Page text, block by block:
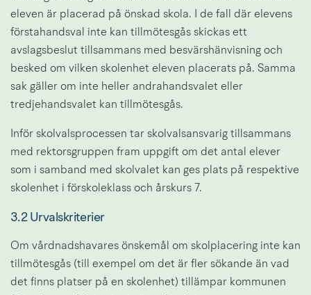
eleven är placerad på önskad skola. I de fall där elevens
förstahandsval inte kan tillmötesgås skickas ett
avslagsbeslut tillsammans med besvärshänvisning och
besked om vilken skolenhet eleven placerats på. Samma
sak gäller om inte heller andrahandsvalet eller
tredjehandsvalet kan tillmötesgås.
Inför skolvalsprocessen tar skolvalsansvarig tillsammans
med rektorsgruppen fram uppgift om det antal elever
som i samband med skolvalet kan ges plats på respektive
skolenhet i förskoleklass och årskurs 7.
3.2 Urvalskriterier
Om vårdnadshavares önskemål om skolplacering inte kan
tillmötesgås (till exempel om det är fler sökande än vad
det finns platser på en skolenhet) tillämpar kommunen